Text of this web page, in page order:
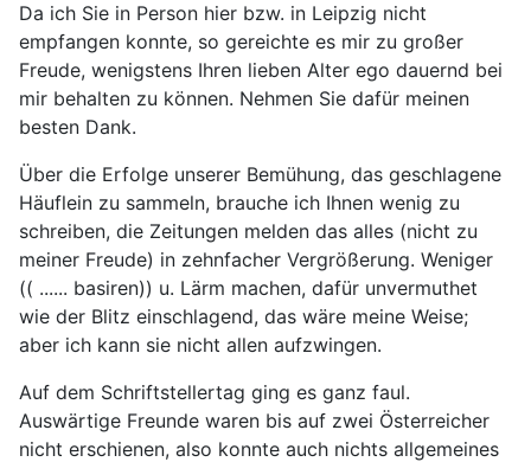
Da ich Sie in Person hier bzw. in Leipzig nicht
empfangen konnte, so gereichte es mir zu großer
Freude, wenigstens Ihren lieben Alter ego dauernd bei
mir behalten zu können. Nehmen Sie dafür meinen
besten Dank.
Über die Erfolge unserer Bemühung, das geschlagene
Häuflein zu sammeln, brauche ich Ihnen wenig zu
schreiben, die Zeitungen melden das alles (nicht zu
meiner Freude) in zehnfacher Vergrößerung. Weniger
(( ...... basiren)) u. Lärm machen, dafür unvermuthet
wie der Blitz einschlagend, das wäre meine Weise;
aber ich kann sie nicht allen aufzwingen.
Auf dem Schriftstellertag ging es ganz faul.
Auswärtige Freunde waren bis auf zwei Österreicher
nicht erschienen, also konnte auch nichts allgemeines